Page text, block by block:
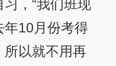
，“我们班现
年10月份考得
以就不用再